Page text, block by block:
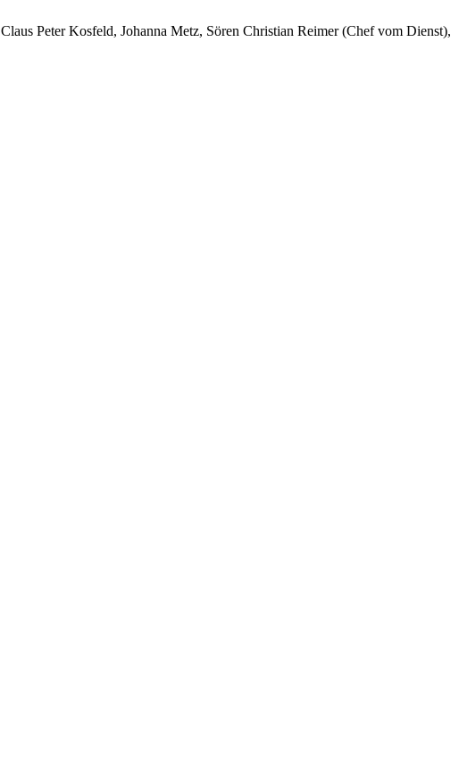
Claus Peter Kosfeld, Johanna Metz, Sören Christian Reimer (Chef vom Dienst),